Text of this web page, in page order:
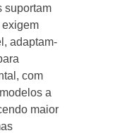
suportam
exigem
adaptam-
com
a
maior